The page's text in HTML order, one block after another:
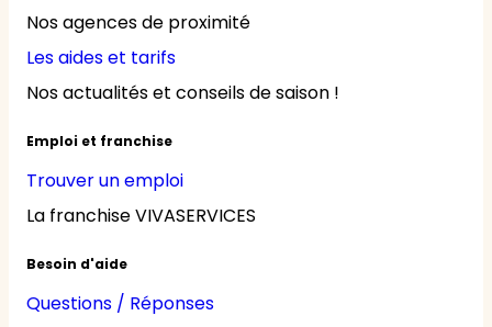
Nos agences de proximité
Les aides et tarifs
Nos actualités et conseils de saison !
Emploi et franchise
Trouver un emploi
La franchise VIVASERVICES
Besoin d'aide
Questions / Réponses